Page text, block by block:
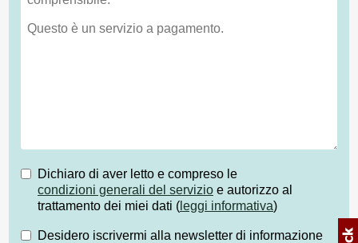
Dichiaro di aver letto e compreso le
condizioni generali del servizio e autorizzo al
trattamento dei miei dati ( leggi informativa)
Desidero iscrivermi alla newsletter di informazione